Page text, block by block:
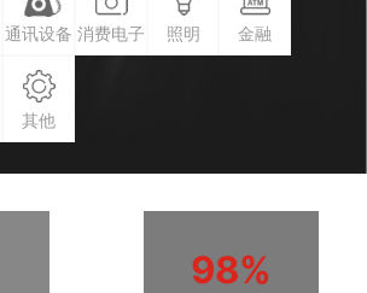
通讯设备 消费电子 照明 金融
其他
98%